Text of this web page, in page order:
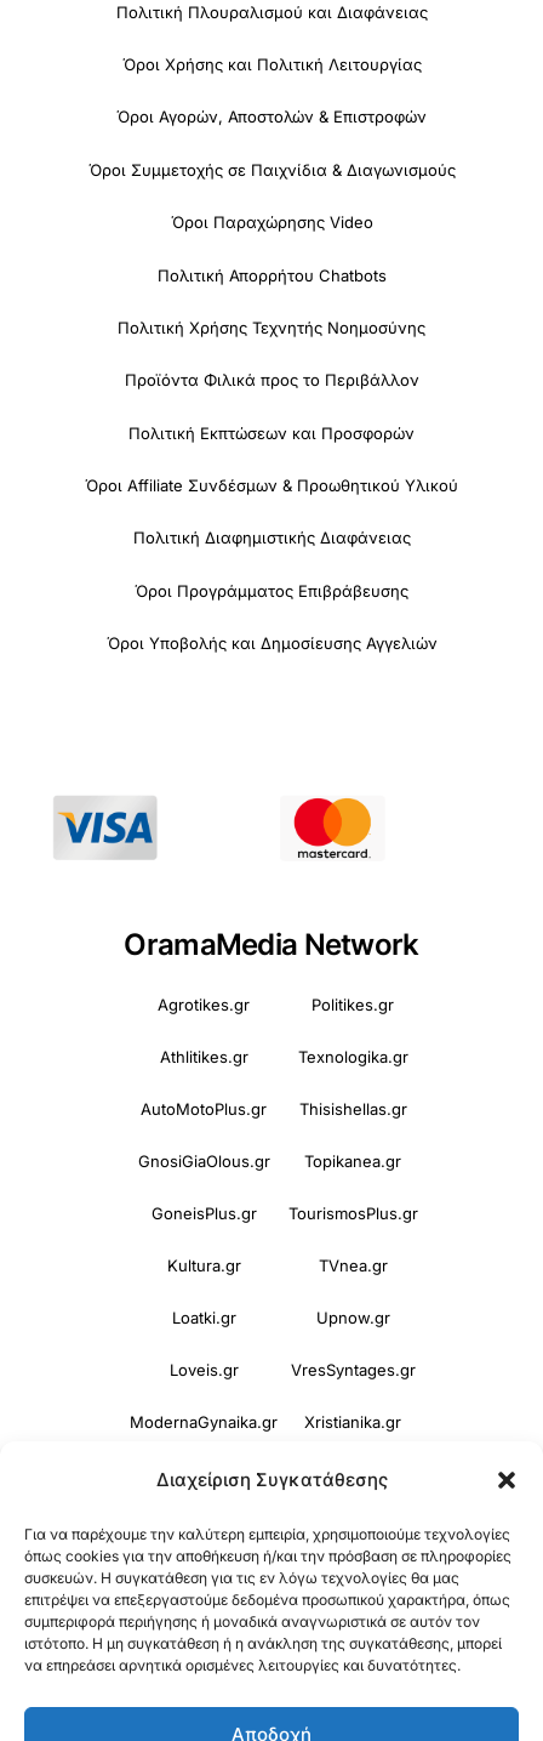
Διαχείριση Συγκατάθεσης
Για να παρέχουμε την καλύτερη εμπειρία, χρησιμοποιούμε τεχνολογίες
όπως cookies για την αποθήκευση ή/και την πρόσβαση σε πληροφορίες
συσκευών. Η συγκατάθεση για τις εν λόγω τεχνολογίες θα μας
επιτρέψει να επεξεργαστούμε δεδομένα προσωπικού χαρακτήρα, όπως
συμπεριφορά περιήγησης ή μοναδικά αναγνωριστικά σε αυτόν τον
ιστότοπο. Η μη συγκατάθεση ή η ανάκληση της συγκατάθεσης, μπορεί
να επηρεάσει αρνητικά ορισμένες λειτουργίες και δυνατότητες.
Αποδοχή
Πολιτική Πλουραλισμού και Διαφάνειας
Όροι Χρήσης και Πολιτική Λειτουργίας
Όροι Αγορών, Αποστολών & Επιστροφών
Όροι Συμμετοχής σε Παιχνίδια & Διαγωνισμούς
Όροι Παραχώρησης Video
Πολιτική Απορρήτου Chatbots
Πολιτική Χρήσης Τεχνητής Νοημοσύνης
Προϊόντα Φιλικά προς το Περιβάλλον
Πολιτική Εκπτώσεων και Προσφορών
Όροι Affiliate Συνδέσμων & Προωθητικού Υλικού
Πολιτική Διαφημιστικής Διαφάνειας
Όροι Προγράμματος Επιβράβευσης
Όροι Υποβολής και Δημοσίευσης Αγγελιών
OramaMedia Network
Agrotikes.gr Politikes.gr
Athlitikes.gr Texnologika.gr
AutoMotoPlus.gr Thisishellas.gr
GnosiGiaOlous.gr Topikanea.gr
GoneisPlus.gr TourismosPlus.gr
Kultura.gr TVnea.gr
Loatki.gr Upnow.gr
Loveis.gr VresSyntages.gr
ModernaGynaika.gr Xristianika.gr
OikonomiaPlus.gr ZoumeKalytera.gr
Oikotropia.gr ZoumeSpiti.gr
Perepet.gr
© 2026Orama Group (Orama Group Μ.Ι.Κ.Ε.) |
Γ.Ε.ΜΗ 148748903000 | Έδρα: Αθήνα, Ελλάδα |